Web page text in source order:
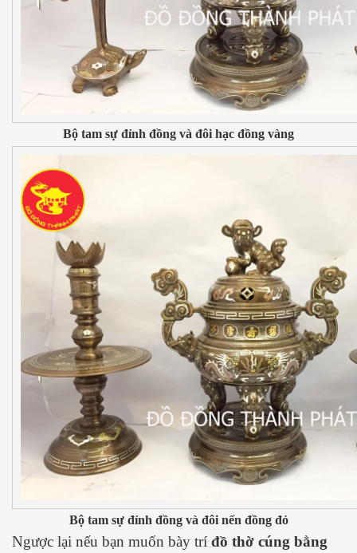
Bộ tam sự đỉnh đồng và đôi hạc đồng vàng
Bộ tam sự đỉnh đồng và đôi nến đồng đỏ
Ngược lại nếu bạn muốn bày trí đồ thờ cúng bằng